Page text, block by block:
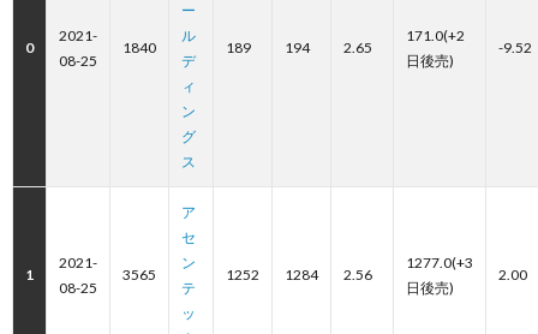
0
2021-
08-25
1840
ー
ル
デ
ィ
ン
グ
ス
189 194 2.65
171.0(+2
日後売)
-9.52
1
2021-
08-25
3565
ア
セ
ン
テ
ッ
1252 1284 2.56
1277.0(+3
日後売)
2.00